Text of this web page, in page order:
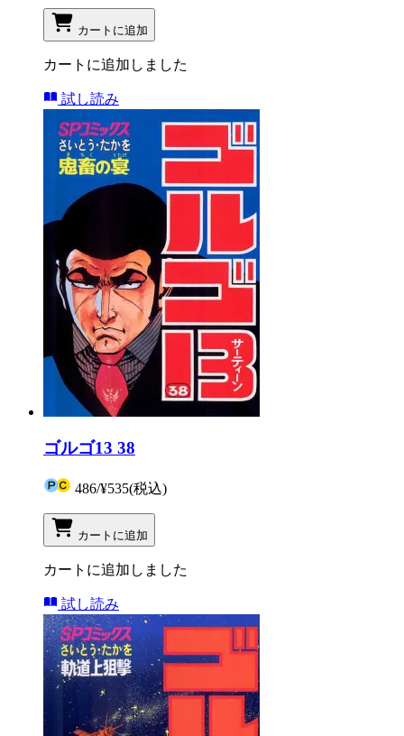
カートに追加
カートに追加しました
試し読み
ゴルゴ13 38
486/¥535(税込)
カートに追加
カートに追加しました
試し読み